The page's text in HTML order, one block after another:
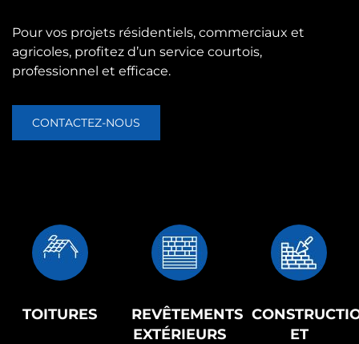
Pour vos projets résidentiels, commerciaux et
agricoles, profitez d’un service courtois,
professionnel et efficace.
CONTACTEZ-NOUS
TOITURES
REVÊTEMENTS
EXTÉRIEURS
ET